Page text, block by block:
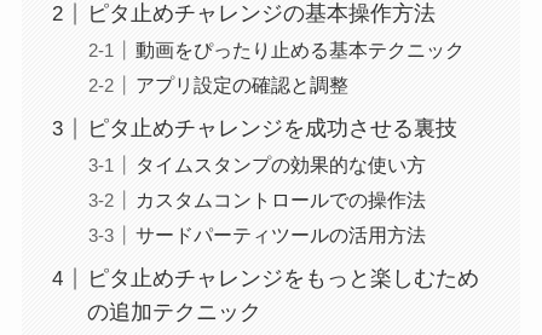
ピタ止めチャレンジの基本操作方法
動画をぴったり止める基本テクニック
アプリ設定の確認と調整
ピタ止めチャレンジを成功させる裏技
タイムスタンプの効果的な使い方
カスタムコントロールでの操作法
サードパーティツールの活用方法
ピタ止めチャレンジをもっと楽しむため
の追加テクニック